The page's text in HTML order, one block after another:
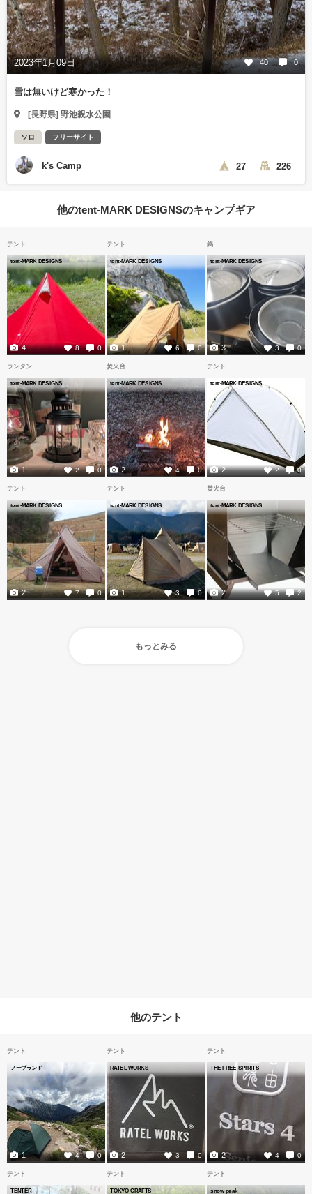
2023年1月09日 40 0
雪は無いけど寒かった！
[長野県] 野池親水公園
ソロ フリーサイト
k's Camp 27 226
他のtent-MARK DESIGNSのキャンプギア
テント
tent-MARK DESIGNS
8 0
4
テント
tent-MARK DESIGNS
6 0
1
鍋
tent-MARK DESIGNS
3 0
3
ランタン
tent-MARK DESIGNS
2 0
1
焚火台
tent-MARK DESIGNS
4 0
2
テント
tent-MARK DESIGNS
2 0
2
テント
tent-MARK DESIGNS
7 0
2
テント
tent-MARK DESIGNS
3 0
1
焚火台
tent-MARK DESIGNS
5 2
2
もっとみる
他のテント
テント
ノーブランド
4 0
1
テント
RATEL WORKS
3 0
2
テント
THE FREE SPIRITS
4 0
2
テント
TENTER
テント
TOKYO CRAFTS
テント
snow peak